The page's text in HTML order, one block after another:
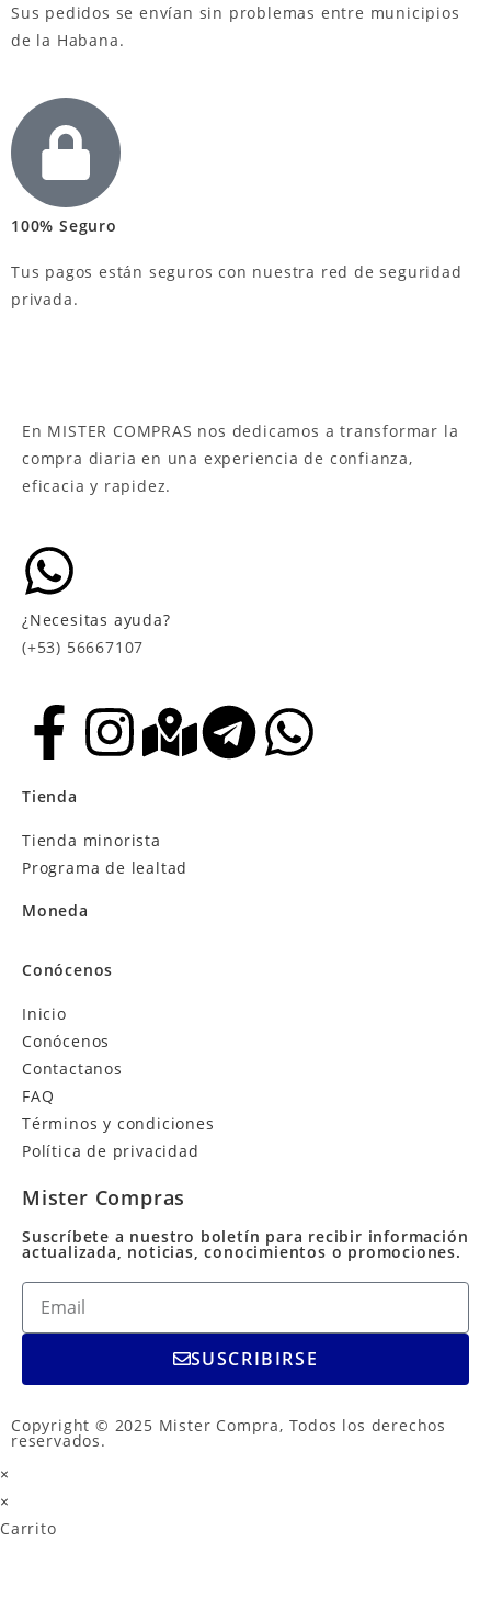
Sus pedidos se envían sin problemas entre municipios
de la Habana.
100% Seguro
Tus pagos están seguros con nuestra red de seguridad
privada.
En MISTER COMPRAS nos dedicamos a transformar la
compra diaria en una experiencia de confianza,
eficacia y rapidez.
¿Necesitas ayuda?
(+53) 56667107
Tienda
Tienda minorista
Programa de lealtad
Moneda
Conócenos
Inicio
Conócenos
Contactanos
FAQ
Términos y condiciones
Política de privacidad
Mister Compras
Suscríbete a nuestro boletín para recibir información
actualizada, noticias, conocimientos o promociones.
SUSCRIBIRSE
Copyright © 2025 Mister Compra, Todos los derechos
reservados.
×
×
Carrito